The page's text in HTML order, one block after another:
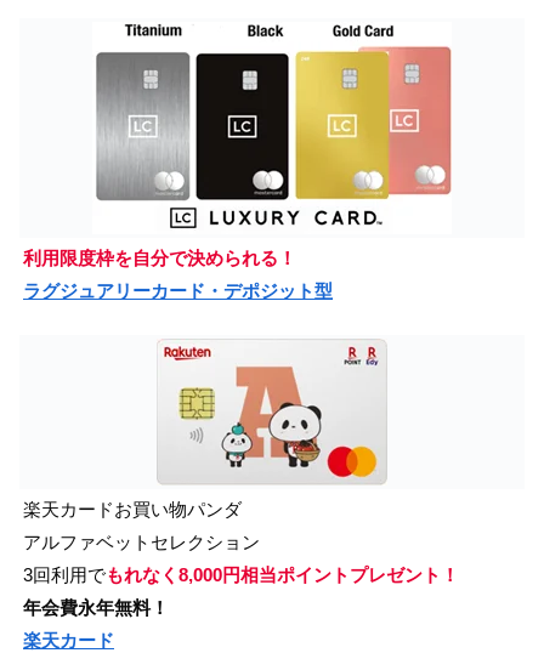
利用限度枠を自分で決められる！
ラグジュアリーカード・デポジット型
楽天カードお買い物パンダ
アルファベットセレクション
3回利用でもれなく8,000円相当ポイントプレゼント！
年会費永年無料！
楽天カード